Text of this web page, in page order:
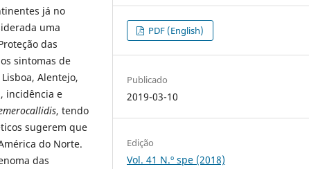
já no
uma
das
sintomas de
Alentejo,
incidência e
, tendo
sugerem que
do Norte.
das
PDF (English)
Publicado
2019-03-10
Edição
Vol. 41 N.º spe (2018)